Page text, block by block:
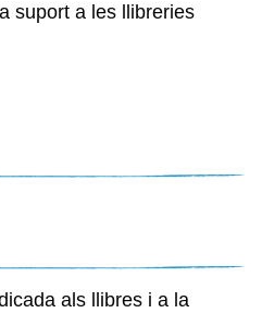
suport a les llibreries
als llibres i a la